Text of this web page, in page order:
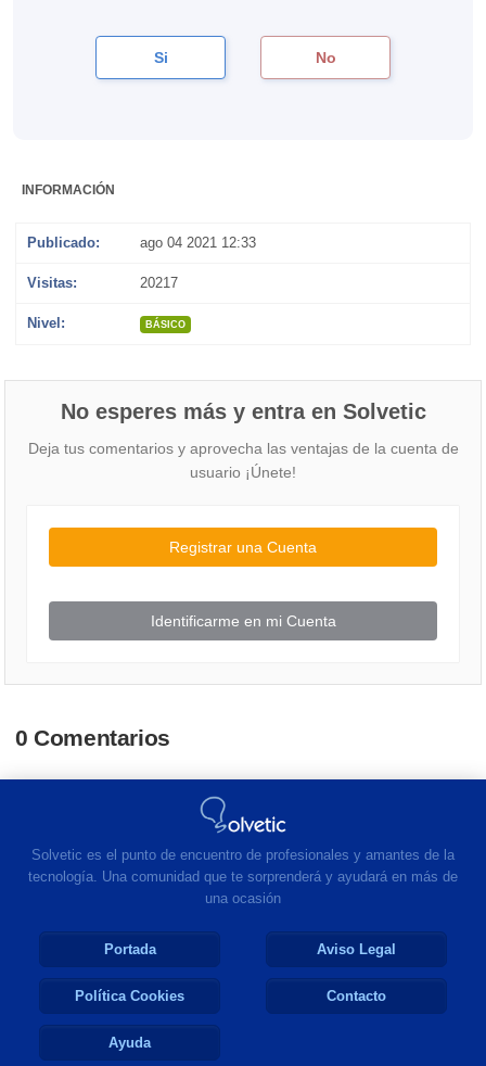
Si No
INFORMACIÓN
Publicado: ago 04 2021 12:33
Visitas: 20217
Nivel: BÁSICO
No esperes más y entra en Solvetic
Deja tus comentarios y aprovecha las ventajas de la cuenta de
usuario ¡Únete!
Registrar una Cuenta
Identificarme en mi Cuenta
0 Comentarios
Solvetic es el punto de encuentro de profesionales y amantes de la
tecnología. Una comunidad que te sorprenderá y ayudará en más de
una ocasión
Portada Aviso Legal
Política Cookies Contacto
Ayuda